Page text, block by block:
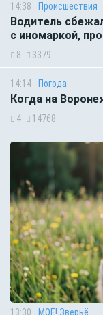
14:38 Происшествия
Водитель
с иномаркой,
8 3379
14:14 Погода
Когда на
4 14768
13:30 МОЁ! Зверьё